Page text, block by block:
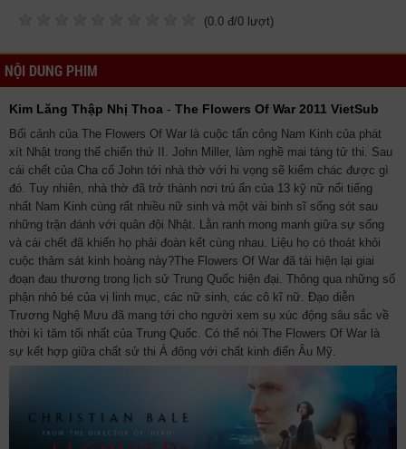
(0.0 đ/0 lượt)
NỘI DUNG PHIM
Kim Lăng Thập Nhị Thoa - The Flowers Of War 2011 VietSub
Bối cảnh của The Flowers Of War là cuộc tấn công Nam Kinh của phát
xít Nhật trong thế chiến thứ II. John Miller, làm nghề mai táng tử thi. Sau
cái chết của Cha cố John tới nhà thờ với hi vọng sẽ kiếm chác được gì
đó. Tuy nhiên, nhà thờ đã trở thành nơi trú ẩn của 13 kỹ nữ nổi tiếng
nhất Nam Kinh cùng rất nhiều nữ sinh và một vài binh sĩ sống sót sau
những trận đánh với quân đội Nhật. Lằn ranh mong manh giữa sự sống
và cái chết đã khiến họ phải đoàn kết cùng nhau. Liệu họ có thoát khỏi
cuộc thảm sát kinh hoàng này?The Flowers Of War đã tái hiện lại giai
đoạn đau thương trong lịch sử Trung Quốc hiện đại. Thông qua những số
phận nhỏ bé của vị linh mục, các nữ sinh, các cô kĩ nữ. Đạo diễn
Trương Nghệ Mưu đã mang tới cho người xem sụ xúc động sâu sắc về
thời kì tăm tối nhất của Trung Quốc. Có thể nói The Flowers Of War là
sự kết hợp giữa chất sử thi Á đông với chất kinh điển Âu Mỹ.